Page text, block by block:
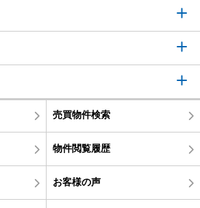
売買物件検索
物件閲覧履歴
お客様の声